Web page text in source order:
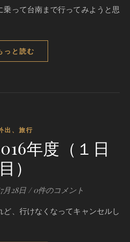
っと読む
出、旅行
年度（１日
目）
月28日 / 0件のコメント